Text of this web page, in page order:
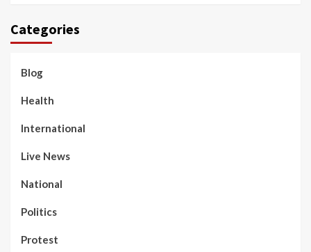
Categories
Blog
Health
International
Live News
National
Politics
Protest